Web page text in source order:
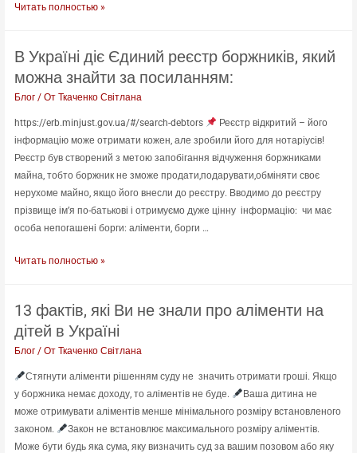
Позбавлення
Читать полностью »
В Україні діє Єдиний реєстр боржників, який
можна знайти за посиланням:
Блог / От Ткаченко Світлана
https://erb.minjust.gov.ua/#/search-debtors
Реєстр відкритий – його
інформацію може отримати кожен, але зробили його для нотаріусів!
Реєстр був створений з метою запобігання відчуження боржниками
майна, тобто боржник не зможе продати,подарувати,обміняти своє
нерухоме майно, якщо його внесли до реєстру. Вводимо до реєстру
прізвище ім’я по-батькові і отримуємо дуже цінну інформацію: чи має
особа непогашені борги: аліменти, борги …
В
Єдиний
реєстр
боржників,
можна
знайти
за
посиланням:
Читать полностью »
13 фактів, які Ви не знали про аліменти на
дітей в Україні
Блог / От Ткаченко Світлана
Стягнути аліменти рішенням суду не значить отримати гроші. Якщо
у боржника немає доходу, то аліментів не буде.
Ваша дитина не
може отримувати аліментів менше мінімального розміру встановленого
законом.
Закон не встановлює максимального розміру аліментів.
Може бути будь яка сума, яку визначить суд за вашим позовом або яку